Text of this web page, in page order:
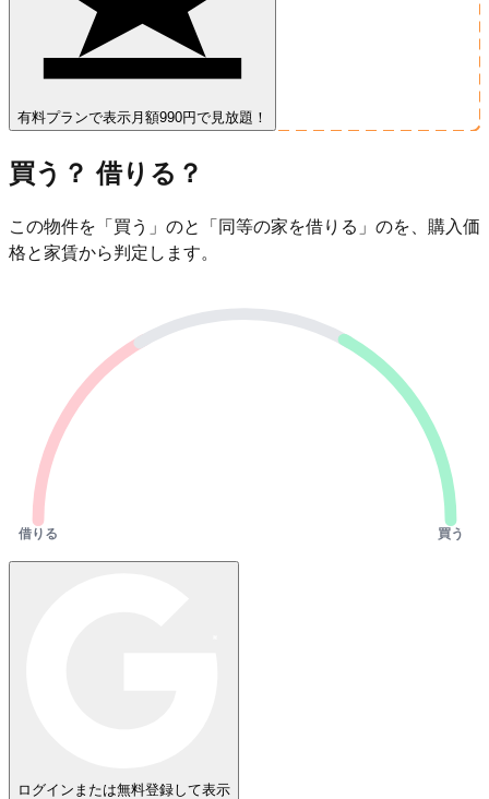
有料プランで表示 月額990円で見放題！
買う？ 借りる？
この物件を「買う」のと「同等の家を借りる」のを、購入価
格と家賃から判定します。
借りる 買う
ログインまたは無料登録して表示